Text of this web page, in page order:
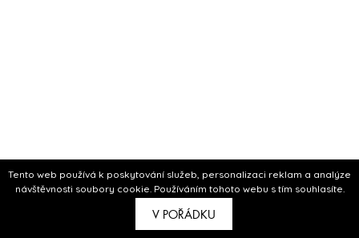
Tento web používá k poskytování služeb, personalizaci reklam a analýze
návštěvnosti soubory cookie. Používáním tohoto webu s tím souhlasíte.
V POŘÁDKU